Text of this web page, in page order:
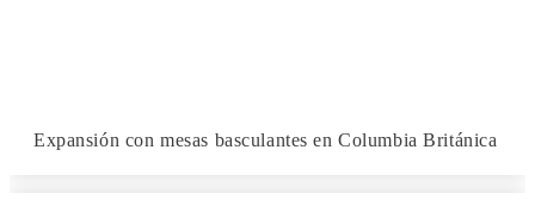
Expansión con mesas basculantes en Columbia Británica